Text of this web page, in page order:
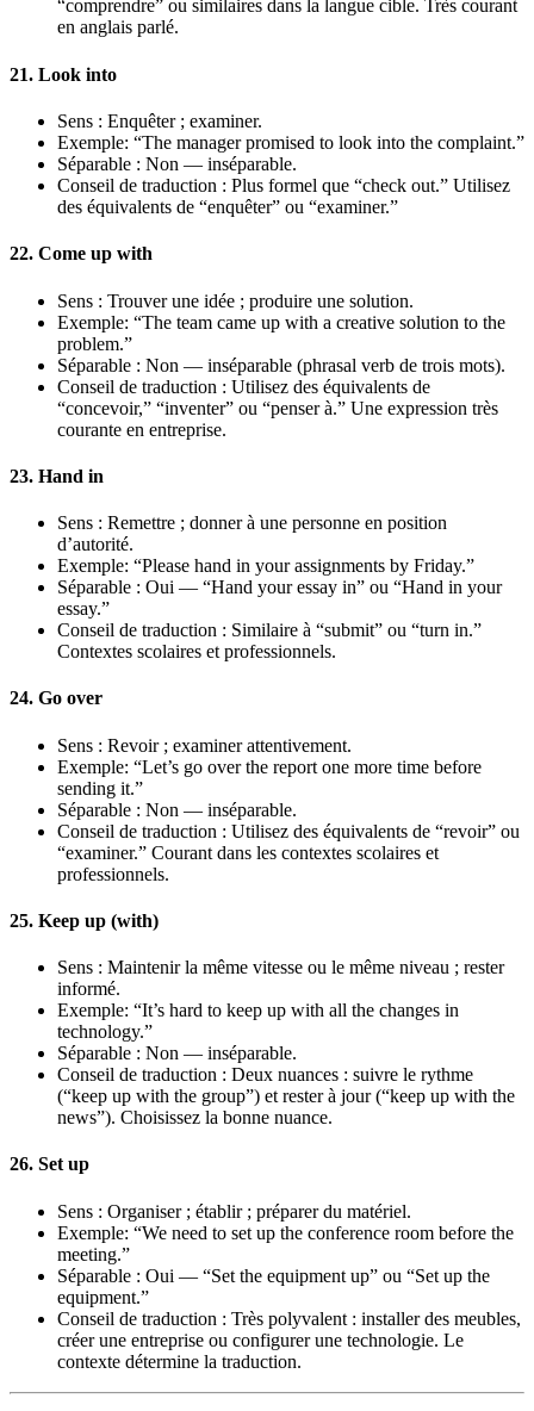
“comprendre” ou similaires dans la langue cible. Très courant
en anglais parlé.
21. Look into
Sens : Enquêter ; examiner.
Exemple: “The manager promised to look into the complaint.”
Séparable : Non — inséparable.
Conseil de traduction : Plus formel que “check out.” Utilisez
des équivalents de “enquêter” ou “examiner.”
22. Come up with
Sens : Trouver une idée ; produire une solution.
Exemple: “The team came up with a creative solution to the
problem.”
Séparable : Non — inséparable (phrasal verb de trois mots).
Conseil de traduction : Utilisez des équivalents de
“concevoir,” “inventer” ou “penser à.” Une expression très
courante en entreprise.
23. Hand in
Sens : Remettre ; donner à une personne en position
d’autorité.
Exemple: “Please hand in your assignments by Friday.”
Séparable : Oui — “Hand your essay in” ou “Hand in your
essay.”
Conseil de traduction : Similaire à “submit” ou “turn in.”
Contextes scolaires et professionnels.
24. Go over
Sens : Revoir ; examiner attentivement.
Exemple: “Let’s go over the report one more time before
sending it.”
Séparable : Non — inséparable.
Conseil de traduction : Utilisez des équivalents de “revoir” ou
“examiner.” Courant dans les contextes scolaires et
professionnels.
25. Keep up (with)
Sens : Maintenir la même vitesse ou le même niveau ; rester
informé.
Exemple: “It’s hard to keep up with all the changes in
technology.”
Séparable : Non — inséparable.
Conseil de traduction : Deux nuances : suivre le rythme
(“keep up with the group”) et rester à jour (“keep up with the
news”). Choisissez la bonne nuance.
26. Set up
Sens : Organiser ; établir ; préparer du matériel.
Exemple: “We need to set up the conference room before the
meeting.”
Séparable : Oui — “Set the equipment up” ou “Set up the
equipment.”
Conseil de traduction : Très polyvalent : installer des meubles,
créer une entreprise ou configurer une technologie. Le
contexte détermine la traduction.